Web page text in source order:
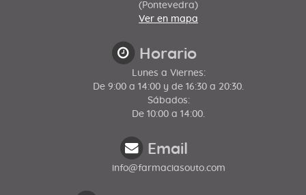
(Pontevedra)
Ver en mapa
Horario
Lunes a Viernes:
De 9:00 a 14:00 y de 16:30 a 20:30.
Sábados:
De 10:00 a 14:00.
Email
info@farmaciasouto.com